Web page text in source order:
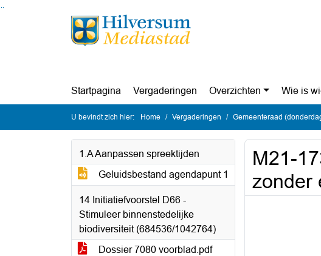
Ga naar de inhoud van deze pagina
Ga naar het zoeken
Ga naar het menu
Startpagina Vergaderingen Overzichten Wie is
U bevindt zich hier: Home Vergaderingen Gemeenteraad
1.A Aanpassen spreektijden
Geluidsbestand agendapunt 1
14 Initiatiefvoorstel D66 -
Stimuleer binnenstedelijke
biodiversiteit (684536/1042764)
Dossier 7080 voorblad.pdf
M21-
zonder